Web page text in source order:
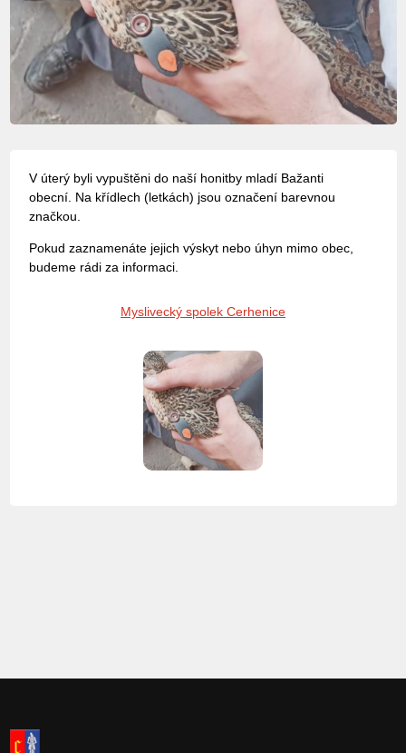
V úterý byli vypuštěni do naší honitby mladí Bažanti
obecní. Na křídlech (letkách) jsou označení barevnou
značkou.
Pokud zaznamenáte jejich výskyt nebo úhyn mimo obec,
budeme rádi za informaci.
Myslivecký spolek Cerhenice